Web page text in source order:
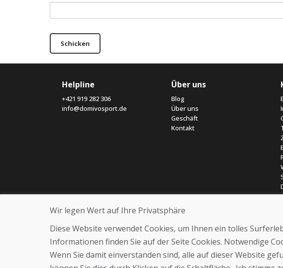
Schicken
Helpline
+421 919 282 306
info@domivosport.de
Über uns
Blog
Über uns
Geschäft
Kontakt
Wir legen Wert auf Ihre Privatsphäre
Diese Website verwendet Cookies, um Ihnen ein tolles
Informationen finden Sie auf der Seite Cookies. Notwendige
Wenn Sie damit einverstanden sind, alle auf dieser Website